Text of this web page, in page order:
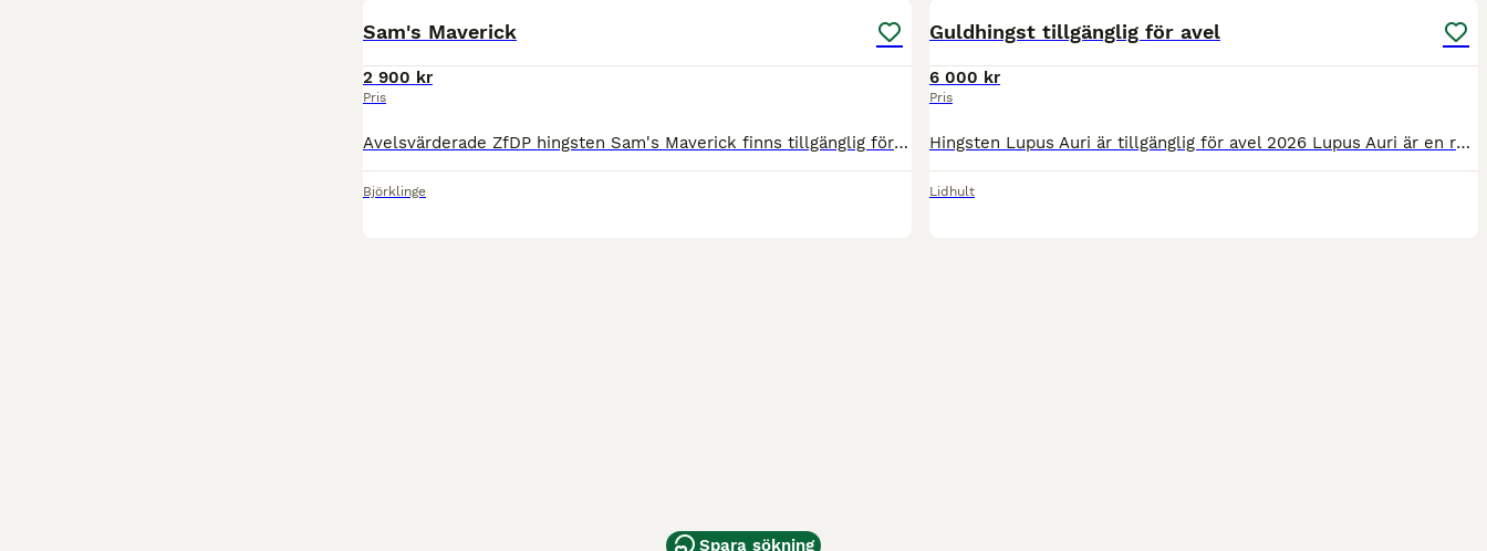
Sam's Maverick
2 900 kr
Pris
Avelsvärderade ZfDP hingsten Sam's Maverick finns tillgänglig för naturlig betäckning i Björklinge, Uppland. Maverick har med sina tidigare avkommor visat en fantastisk nedärvning av sitt underbara t
Björklinge
Guldhingst tillgänglig för avel
6 000 kr
Pris
Hingsten Lupus Auri är tillgänglig för avel 2026 Lupus Auri är en rumänsk sporthäst. F. 2022, Imp 2023. Ca 153cm. Otroligt temperament och lättlärd. Kan bli hanterad av barn som vuxna. Inte rädd fö
Lidhult
Spara sökning